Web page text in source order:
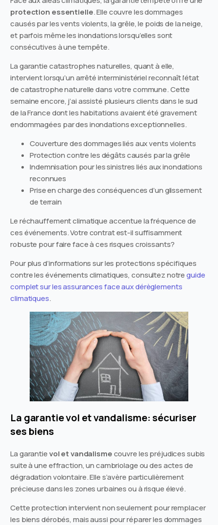
protection essentielle. Elle couvre les dommages
causés par les vents violents, la grêle, le poids de la neige,
et parfois même les inondations lorsqu’elles sont
consécutives à une tempête.
La garantie catastrophes naturelles, quant à elle,
intervient lorsqu’un arrêté interministériel reconnaît l’état
de catastrophe naturelle dans votre commune. Cette
semaine encore, j’ai assisté plusieurs clients dans le sud
de la France dont les habitations avaient été gravement
endommagées par des inondations exceptionnelles.
Couverture des dommages liés aux vents violents
Protection contre les dégâts causés par la grêle
Indemnisation pour les sinistres liés aux inondations
reconnues
Prise en charge des conséquences d’un glissement
de terrain
Le réchauffement climatique accentue la fréquence de
ces événements. Votre contrat est-il suffisamment
robuste pour faire face à ces risques croissants?
Pour plus d’informations sur les protections spécifiques
contre les événements climatiques, consultez notreguide
complet sur les assurances face aux dérèglements
climatiques.
La garantie vol et vandalisme: sécuriser
ses biens
La garantievol et vandalismecouvre les préjudices subis
suite à une effraction, un cambriolage ou des actes de
dégradation volontaire. Elle s’avère particulièrement
précieuse dans les zones urbaines ou à risque élevé.
Cette protection intervient non seulement pour remplacer
les biens dérobés, mais aussi pour réparer les dommages